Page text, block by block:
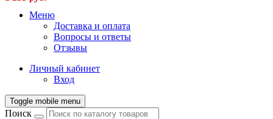
Меню
Доставка и оплата
Вопросы и ответы
Отзывы
Личный кабинет
Вход
Toggle mobile menu
Поиск